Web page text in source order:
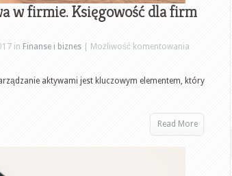
w firmie. Księgowość dla firm
in Finanse i biznes Możliwość komentowania
firmie
aktywa
w
aktywami jest kluczowym elementem, który
Read More